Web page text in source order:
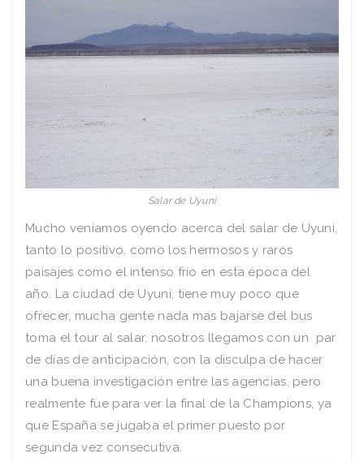
Salar de Uyuni
Mucho veníamos oyendo acerca del salar de Uyuni,
tanto lo positivo, como los hermosos y raros
paisajes como el intenso frío en esta época del
año. La ciudad de Uyuni, tiene muy poco que
ofrecer, mucha gente nada mas bajarse del bus
toma el tour al salar, nosotros llegamos con un par
de días de anticipación, con la disculpa de hacer
una buena investigación entre las agencias, pero
realmente fue para ver la final de la Champions, ya
que España se jugaba el primer puesto por
segunda vez consecutiva.